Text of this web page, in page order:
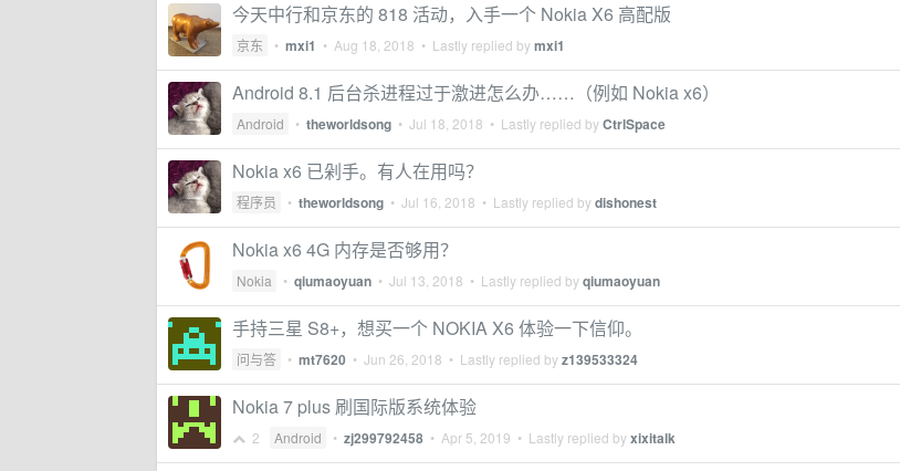
今天中行和京东的 818 活动，入手一个 Nokia X6 高配版
京东 • mxi1 • Aug 18, 2018 • Lastly replied bymxi1
Android 8.1 后台杀进程过于激进怎么办……（例如 Nokia x6）
Android • theworldsong • Jul 18, 2018 • Lastly replied byCtrlSpace
Nokia x6 已剁手。有人在用吗？
程序员 • theworldsong • Jul 16, 2018 • Lastly replied bydishonest
Nokia x6 4G 内存是否够用？
Nokia • qiumaoyuan • Jul 13, 2018 • Lastly replied byqiumaoyuan
手持三星 S8+，想买一个 NOKIA X6 体验一下信仰。
问与答 • mt7620 • Jun 26, 2018 • Lastly replied byz139533324
Nokia 7 plus 刷国际版系统体验
2 Android • zj299792458 • Apr 5, 2019 • Lastly replied byxixitalk